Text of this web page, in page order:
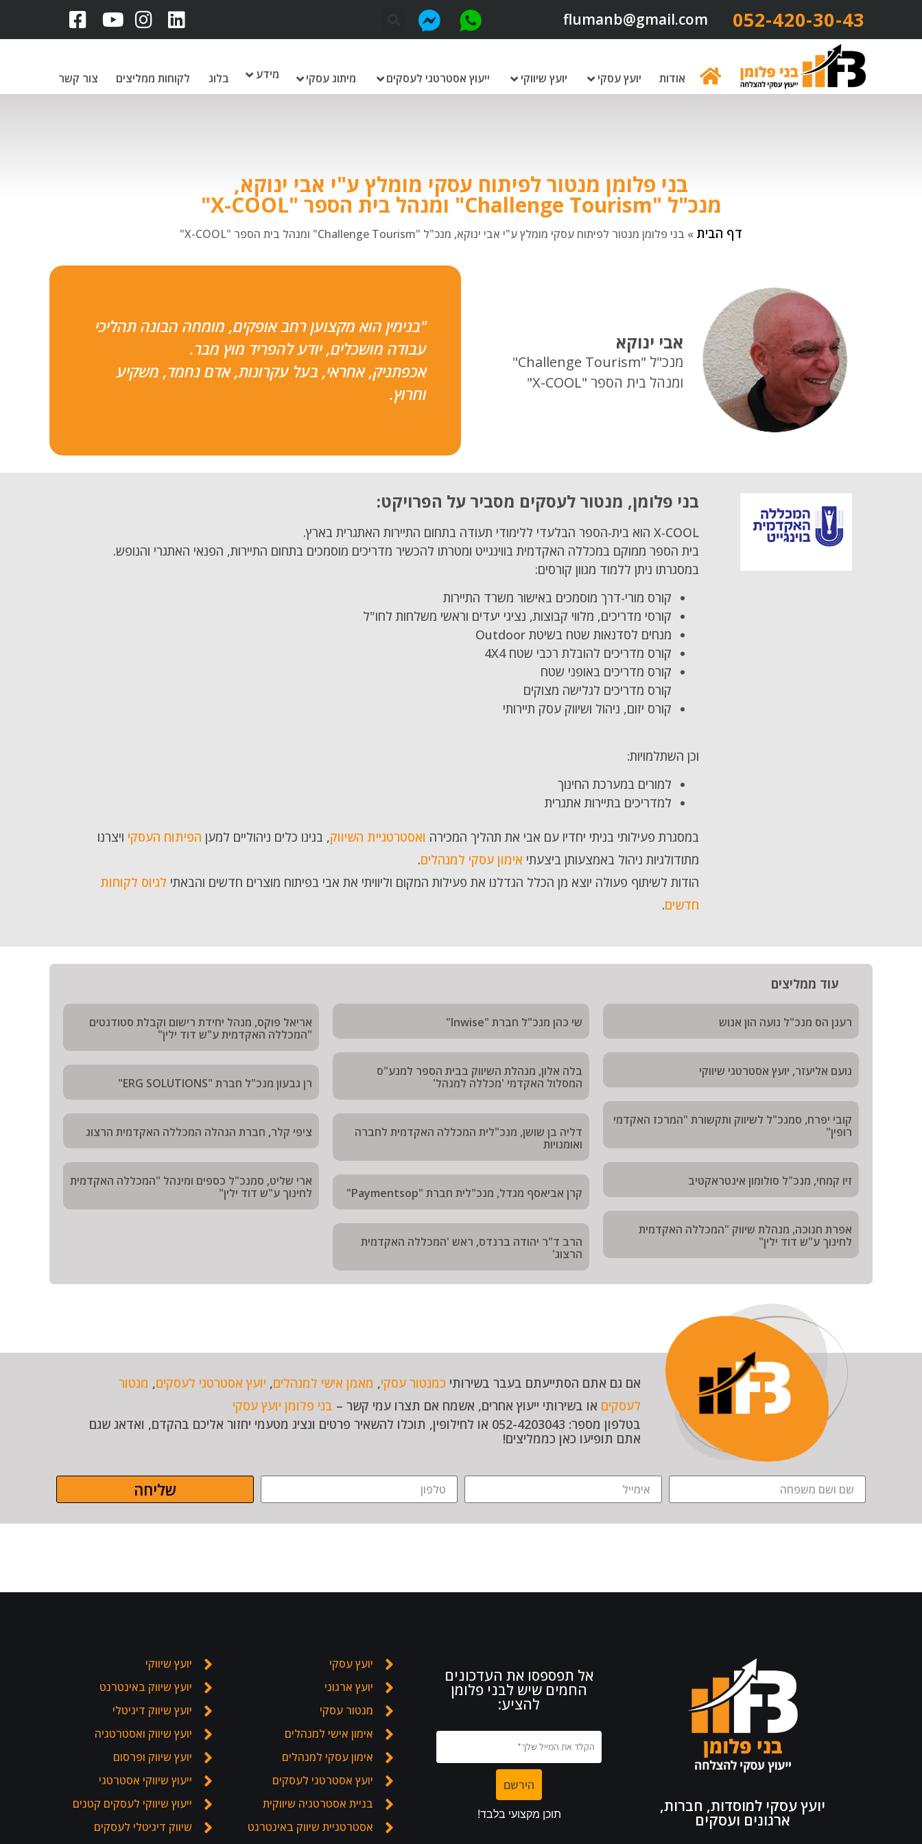
052-420-30-43​
flumanb@gmail.com
אודות יועץ עסקי יועץ שיווקי ייעוץ אסטרטגי לעסקים מיתוג עסקי מידע בלוג לקוחות ממליצים צור קשר
בני פלומן מנטור לפיתוח עסקי מומלץ ע"י אבי ינוקא,
מנכ"ל "Challenge Tourism" ומנהל בית הספר "X-COOL"
דף הבית » בני פלומן מנטור לפיתוח עסקי מומלץ ע"י אבי ינוקא, מנכ"ל "Challenge Tourism" ומנהל בית הספר "X-COOL"
אבי ינוקא
מנכ"ל "Challenge Tourism"
ומנהל בית הספר "X-COOL"
"בנימין הוא מקצוען רחב אופקים, מומחה הבונה תהליכי
עבודה מושכלים, יודע להפריד מוץ מבר.
אכפתניק, אחראי, בעל עקרונות, אדם נחמד, משקיע
וחרוץ.
בני פלומן, מנטור לעסקים מסביר על הפרויקט:
X-COOL הוא בית-הספר הבלעדי ללימודי תעודה בתחום התיירות האתגרית בארץ.
בית הספר ממוקם במכללה האקדמית בווינגייט ומטרתו להכשיר מדריכים מוסמכים בתחום התיירות, הפנאי האתגרי והנופש.
במסגרתו ניתן ללמוד מגוון קורסים:
קורס מורי-דרך מוסמכים באישור משרד התיירות
קורסי מדריכים, מלווי קבוצות, נציגי יעדים וראשי משלחות לחו"ל
מנחים לסדנאות שטח בשיטת Outdoor
קורס מדריכים להובלת רכבי שטח 4X4
קורס מדריכים באופני שטח
קורס מדריכים לגלישה מצוקים
קורס יזום, ניהול ושיווק עסק תיירותי
וכן השתלמויות:
למורים במערכת החינוך
למדריכים בתיירות אתגרית
במסגרת פעילותי בניתי יחדיו עם אבי את תהליך המכירה ואסטרטגיית השיווק, בנינו כלים ניהוליים למען הפיתוח העסקי ויצרנו
מתודולגיות ניהול באמצעותן ביצעתי אימון עסקי למנהלים.
הודות לשיתוף פעולה יוצא מן הכלל הגדלנו את פעילות המקום וליוויתי את אבי בפיתוח מוצרים חדשים והבאתי לגיוס לקוחות
חדשים.
עוד ממליצים
רענן הס מנכ"ל נועה הון אנוש
נועם אליעזר, יועץ אסטרטגי שיווקי
קובי יפרח, סמנכ"ל לשיווק ותקשורת "המרכז האקדמי
רופין"
זיו קמחי, מנכ"ל סולומון אינטראקטיב
אפרת חנוכה, מנהלת שיווק "המכללה האקדמית
לחינוך ע"ש דוד ילין"
שי כהן מנכ"ל חברת "Inwise"
בלה אלון, מנהלת השיווק בבית הספר למנע"ס
המסלול האקדמי 'מכללה למנהל'
דליה בן שושן, מנכ"לית המכללה האקדמית לחברה
ואומנויות
קרן אביאסף מגדל, מנכ"לית חברת "Paymentsop"
הרב ד"ר יהודה ברנדס, ראש 'המכללה האקדמית
הרצוג'
אריאל פוקס, מנהל יחידת רישום וקבלת סטודנטים
"המכללה האקדמית ע"ש דוד ילין"
רן גבעון מנכ"ל חברת "ERG SOLUTIONS"
ציפי קלר, חברת הנהלה המכללה האקדמית הרצוג
ארי שליט, סמנכ"ל כספים ומינהל "המכללה האקדמית
לחינוך ע"ש דוד ילין"
אם גם אתם הסתייעתם בעבר בשירותי כמנטור עסקי, מאמן אישי למנהלים, יועץ אסטרטגי לעסקים, מנטור
לעסקים או בשירותי ייעוץ אחרים, אשמח אם תצרו עמי קשר – בני פלומן יועץ עסקי
בטלפון מספר: 052-4203043 או לחילופין, תוכלו להשאיר פרטים ונציג מטעמי יחזור אליכם בהקדם, ואדאג שגם
אתם תופיעו כאן כממליצים!
שליחה
יועץ עסקי למוסדות, חברות,
ארגונים ועסקים
אל תפספסו את העדכונים
החמים שיש לבני פלומן
להציע:
יועץ עסקי
יועץ ארגוני
מנטור עסקי
אימון אישי למנהלים
אימון עסקי למנהלים
יועץ אסטרטגי לעסקים
בניית אסטרטגיה שיווקית
אסטרטגיית שיווק באינטרנט
יועץ שיווקי
יועץ שיווק באינטרנט
יועץ שיווק דיגיטלי
יועץ שיווק ואסטרטגיה
יועץ שיווק ופרסום
ייעוץ שיווקי אסטרטגי
ייעוץ שיווקי לעסקים קטנים
שיווק דיגיטלי לעסקים